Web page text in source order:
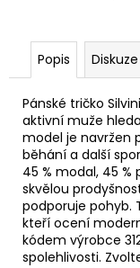
Popis Diskuze
Pánské tričko
aktivní muže
model je navržen
běhání a další
45 % modal, 45 %
skvělou
podporuje pohyb.
kteří ocení
kódem výrobce
spolehlivosti.